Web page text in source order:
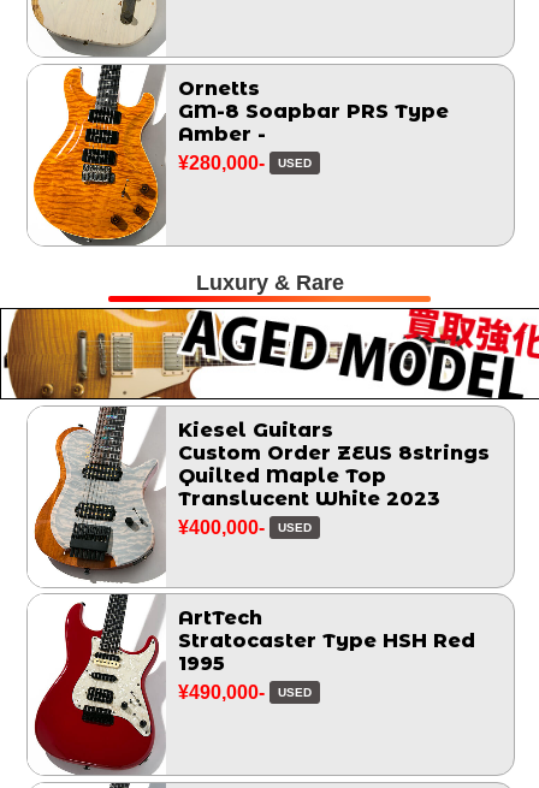
Ornetts
GM-8 Soapbar PRS Type
Amber -
¥280,000- USED
Luxury & Rare
Kiesel Guitars
Custom Order ZEUS 8strings
Quilted Maple Top
Translucent White 2023
¥400,000- USED
ArtTech
Stratocaster Type HSH Red
1995
¥490,000- USED